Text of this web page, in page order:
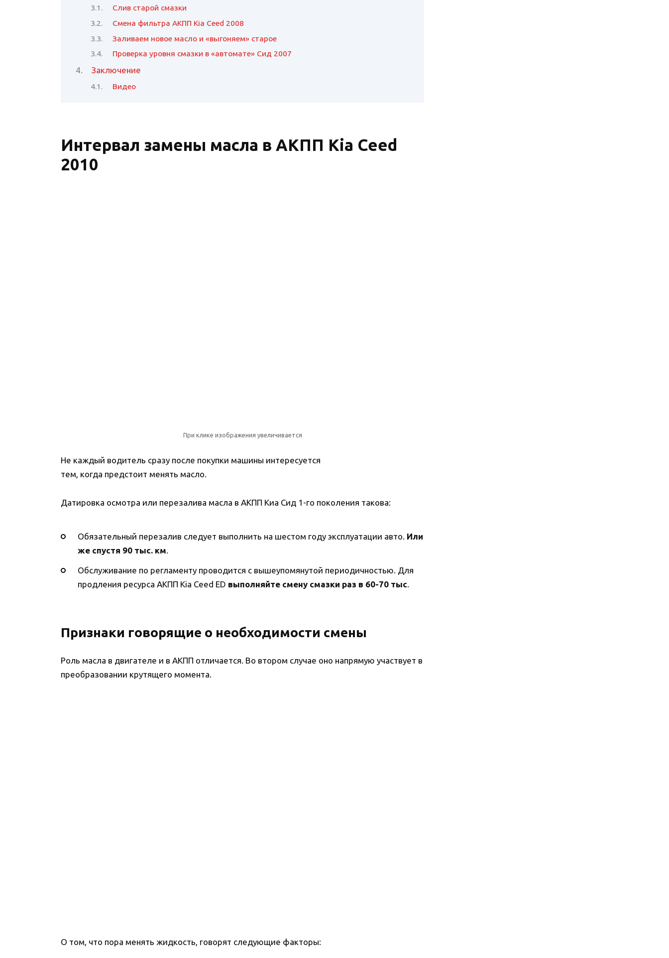
Слив старой смазки
Смена фильтра АКПП Kia Ceed 2008
Заливаем новое масло и «выгоняем» старое
Проверка уровня смазки в «автомате» Сид 2007
Заключение
Видео
Интервал замены масла в АКПП Kia Ceed
2010
При клике изображения увеличивается
Не каждый водитель сразу после покупки машины интересуется
тем, когда предстоит менять масло.
Датировка осмотра или перезалива масла в АКПП Киа Сид 1-го поколения такова:
Обязательный перезалив следует выполнить на шестом году эксплуатации авто. Или
же спустя 90 тыс. км.
Обслуживание по регламенту проводится с вышеупомянутой периодичностью. Для
продления ресурса АКПП Kia Ceed ED выполняйте смену смазки раз в 60-70 тыс.
Признаки говорящие о необходимости смены
Роль масла в двигателе и в АКПП отличается. Во втором случае оно напрямую участвует в
преобразовании крутящего момента.
О том, что пора менять жидкость, говорят следующие факторы: